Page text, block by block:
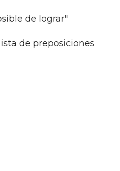
de lograr"
de preposiciones